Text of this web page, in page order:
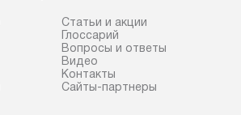
Статьи и акции
Глоссарий
Вопросы и ответы
Видео
Контакты
Сайты-партнеры